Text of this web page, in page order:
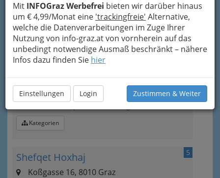
Mit INFOGraz Werbefrei bieten wir darüber hinaus
um € 4,99/Monat eine 'trackingfreie' Alternative,
welche die Datenverarbeitungen im Zuge Ihrer
Nutzung von info-graz.at von vornherein auf das
unbedingt notwendige Ausmaß beschränkt – nähere
Infos dazu finden Sie hier
Einstellungen Login Zustimmen & Weiter
Thalstraße 14, 8051 Graz
Karte & Routenplaner
Eintrag ändern
Kategorien
Gani Haljimi
Grillweg 4, 8053 Graz
Karte & Routenplaner
Eintrag ändern
Kategorien
5
Shefqet Hoxhaj
Koßgasse 16, 8010 Graz